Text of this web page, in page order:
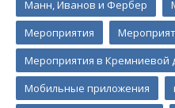
Манн, Иванов и Фербер
Мероприятия
Мероприятия в Кремниевой
Мобильные приложения